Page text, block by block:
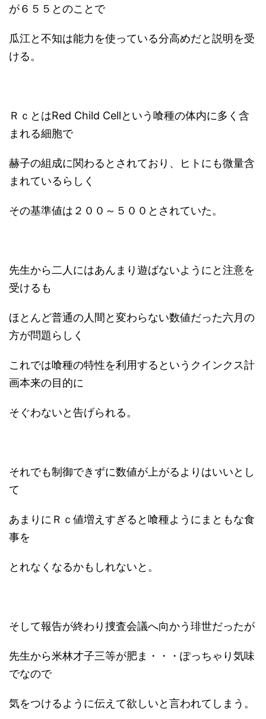
が６５５とのことで
瓜江と不知は能力を使っている分高めだと説明を受
ける。
ＲｃとはRed Child Cellという喰種の体内に多く含
まれる細胞で
赫子の組成に関わるとされており、ヒトにも微量含
まれているらしく
その基準値は２００～５００とされていた。
先生から二人にはあんまり遊ばないようにと注意を
受けるも
ほとんど普通の人間と変わらない数値だった六月の
方が問題らしく
これでは喰種の特性を利用するというクインクス計
画本来の目的に
そぐわないと告げられる。
それでも制御できずに数値が上がるよりはいいとし
て
あまりにＲｃ値増えすぎると喰種ようにまともな食
事を
とれなくなるかもしれないと。
そして報告が終わり捜査会議へ向かう琲世だったが
先生から米林才子三等が肥ま・・・ぽっちゃり気味
でなので
気をつけるように伝えて欲しいと言われてしまう。